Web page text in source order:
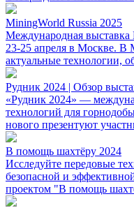
MiningWorld Russia 2025
Международная выставка
23-25 апреля в Москве.
актуальные технологии,
Рудник 2024 | Обзор
«Рудник 2024» —
технологий для
нового презентуют
В помощь шахтёру 2024
Исследуйте передовые
безопасной и
проектом "В помощь